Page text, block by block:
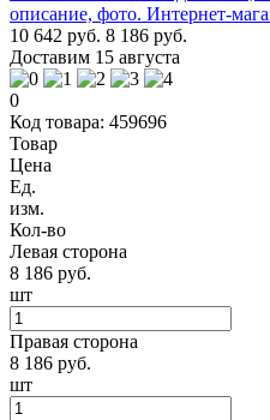
10 642 руб. 8 186 руб.
Доставим 15 августа
0
Код товара: 459696
Товар
Цена
Ед.
изм.
Кол-во
Левая сторона
8 186 руб.
шт
Правая сторона
8 186 руб.
шт